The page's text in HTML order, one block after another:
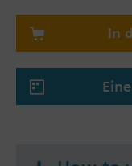
Summary
CXE200 ist ein
zur Steuerung
von Daten. Er
In